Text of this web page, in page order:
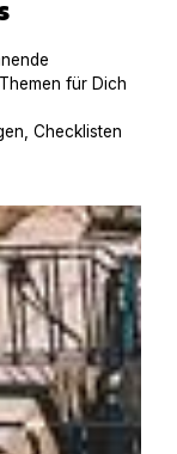
für Dich
Checklisten